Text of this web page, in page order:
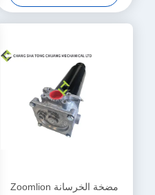
مضخة الخرسانة Zoomlion